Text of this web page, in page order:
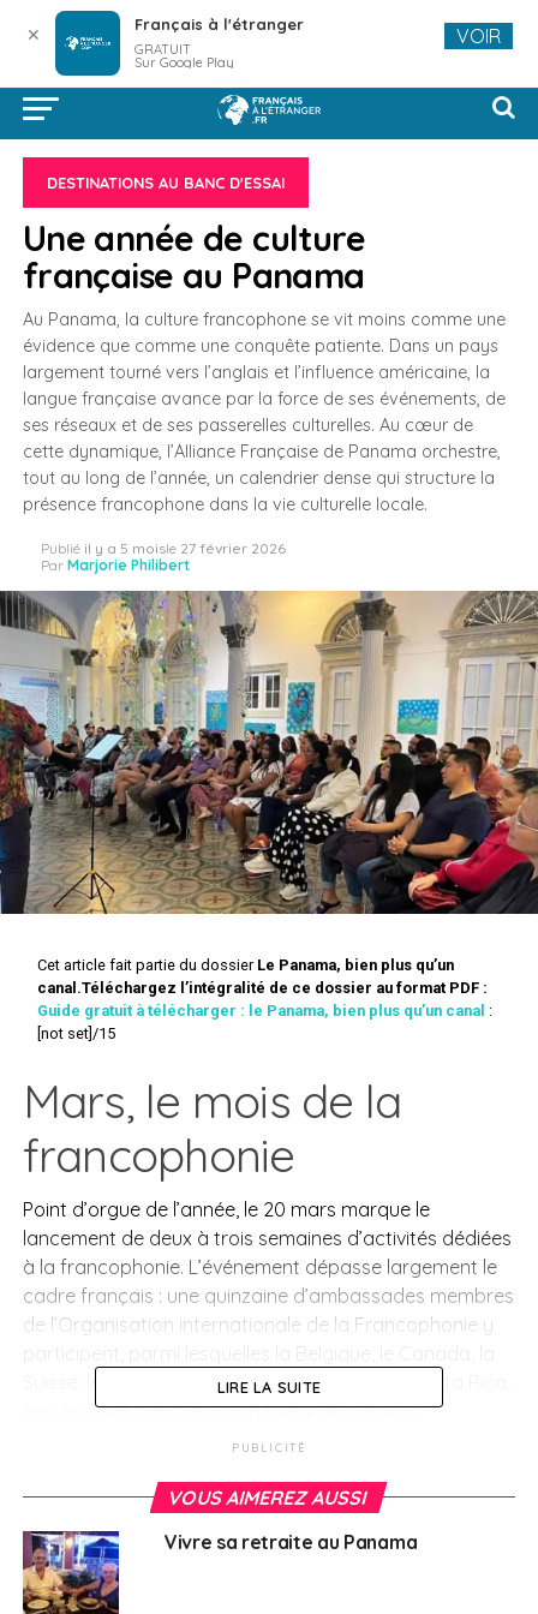
DESTINATIONS AU BANC D'ESSAI
Une année de culture
française au Panama
Au Panama, la culture francophone se vit moins comme une
évidence que comme une conquête patiente. Dans un pays
largement tourné vers l’anglais et l’influence américaine, la
langue française avance par la force de ses événements, de
ses réseaux et de ses passerelles culturelles. Au cœur de
cette dynamique, l’Alliance Française de Panama orchestre,
tout au long de l’année, un calendrier dense qui structure la
présence francophone dans la vie culturelle locale.
Publié il y a 5 moisle 27 février 2026
Par Marjorie Philibert
Cet article fait partie du dossier Le Panama, bien plus qu’un
canal.Téléchargez l’intégralité de ce dossier au format PDF :
Guide gratuit à télécharger : le Panama, bien plus qu’un canal :
[not set]/15
Mars, le mois de la
francophonie
Point d’orgue de l’année, le 20 mars marque le
lancement de deux à trois semaines d’activités dédiées
à la francophonie. L’événement dépasse largement le
cadre français : une quinzaine d’ambassades membres
de l’Organisation internationale de la Francophonie y
Suisse, le Maroc, l’Égypte, Haïti ou encore le Costa Rica,
très engagé dans l’enseignement du français.
rythment cette période. En 2026, le Canada sera à
de l’Alliance française. Un concert est également prévu,
sous la forme d’un duo mêlant chant et accordéon. Le
mois de la francophonie comprend aussi un forum des
LIRE LA SUITE
PUBLICITÉ
VOUS AIMEREZ AUSSI
Vivre sa retraite au Panama
✕ Français à l'étranger
GRATUIT
Sur Google Play
VOIR